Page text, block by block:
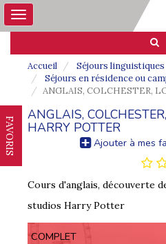
Toggle
navigation
FAVORIS
Accueil
Séjours linguistiques
Séjours en résidence ou
ANGLAIS, COLCHESTER,
ANGLAIS,
HARRY POTTER
Ajouter à mes
Cours d'anglais, découverte
studios Harry Potter
COMPLET